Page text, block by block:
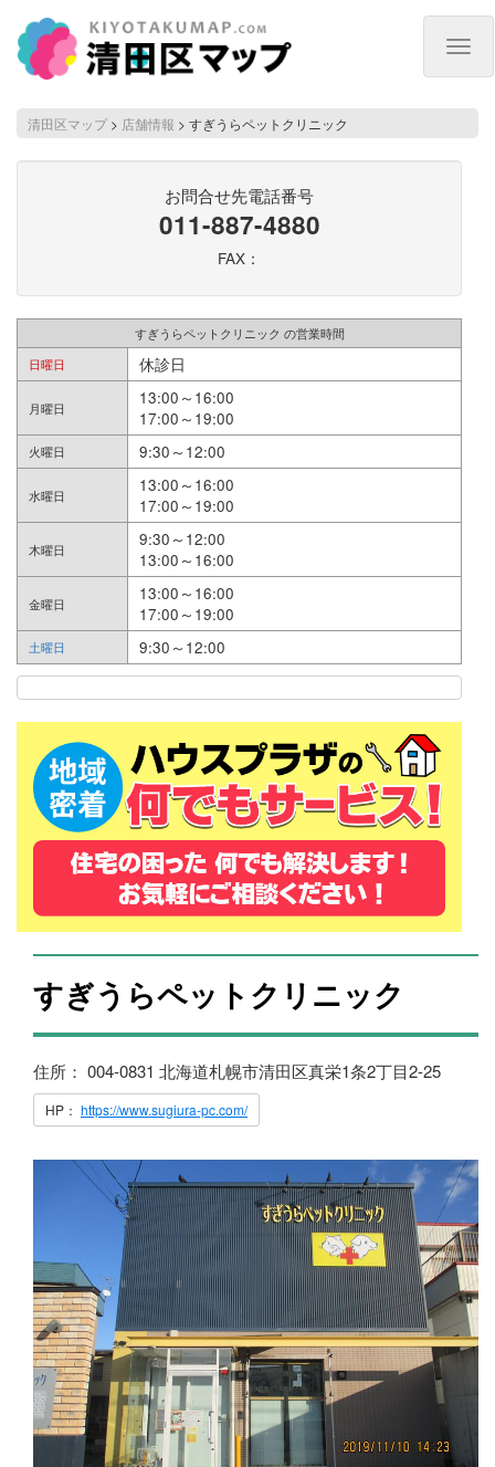
清田区マップ > 店舗情報 > すぎうらペットクリニック
お問合せ先電話番号
011-887-4880
FAX：
すぎうらペットクリニック の営業時間
日曜日 休診日
月曜日
13:00～16:00
17:00～19:00
火曜日 9:30～12:00
水曜日
13:00～16:00
17:00～19:00
木曜日
9:30～12:00
13:00～16:00
金曜日
13:00～16:00
17:00～19:00
土曜日 9:30～12:00
すぎうらペットクリニック
住所： 004-0831 北海道札幌市清田区真栄1条2丁目2-25
HP： https://www.sugiura-pc.com/